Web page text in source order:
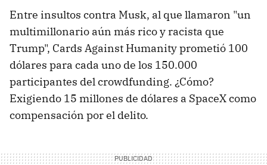
Entre insultos contra Musk, al que llamaron "un
multimillonario aún más rico y racista que
Trump", Cards Against Humanity prometió 100
dólares para cada uno de los 150.000
participantes del crowdfunding. ¿Cómo?
Exigiendo 15 millones de dólares a SpaceX como
compensación por el delito.